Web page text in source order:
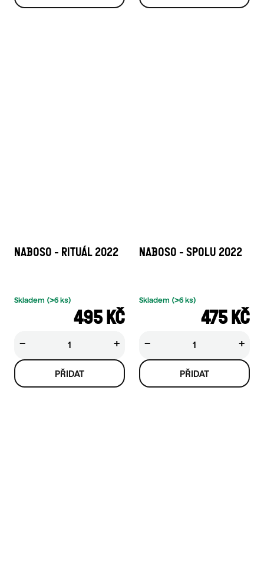
NABOSO - RITUÁL 2022
495 KČ
Skladem (>6 ks)
+
−
NABOSO - SPOLU 2022
475 KČ
Skladem (>6 ks)
+
−